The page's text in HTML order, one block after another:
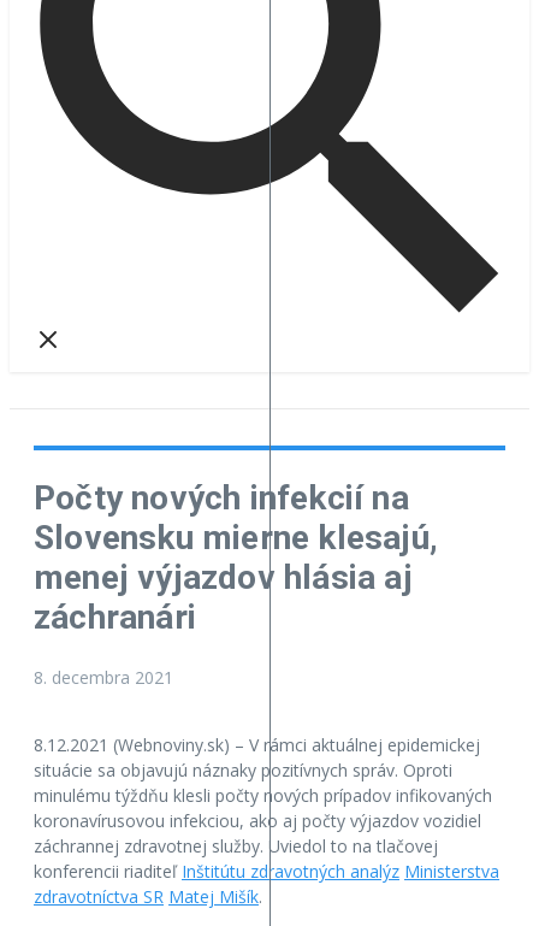
Počty nových infekcií na
Slovensku mierne klesajú,
menej výjazdov hlásia aj
záchranári
8. decembra 2021
8.12.2021 (Webnoviny.sk) – V rámci aktuálnej epidemickej
situácie sa objavujú náznaky pozitívnych správ. Oproti
minulému týždňu klesli počty nových prípadov infikovaných
koronavírusovou infekciou, ako aj počty výjazdov vozidiel
záchrannej zdravotnej služby. Uviedol to na tlačovej
konferencii riaditeľ Inštitútu zdravotných analýz Ministerstva
zdravotníctva SR Matej Mišík.